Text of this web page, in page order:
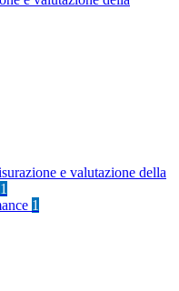
e valutazione della
1
1